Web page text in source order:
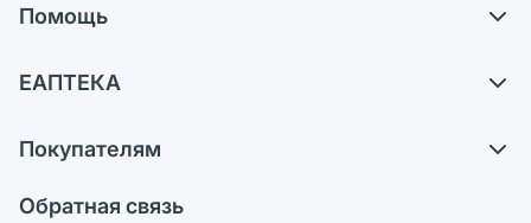
Помощь
Самовывоз из аптек
Ответы на вопросы
ЕАПТЕКА
Карьера
Поставщики
Покупателям
Обратная связь